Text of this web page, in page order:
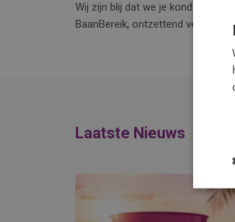
Wij zijn blij dat we je konden
BaanBereik, ontzettend veel
Laatste Nieuws